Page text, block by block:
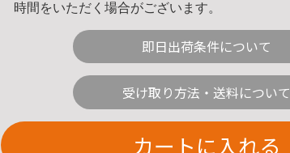
時間をいただく場合がございます。
即日出荷条件について
受け取り方法・送料について
カートに入れる